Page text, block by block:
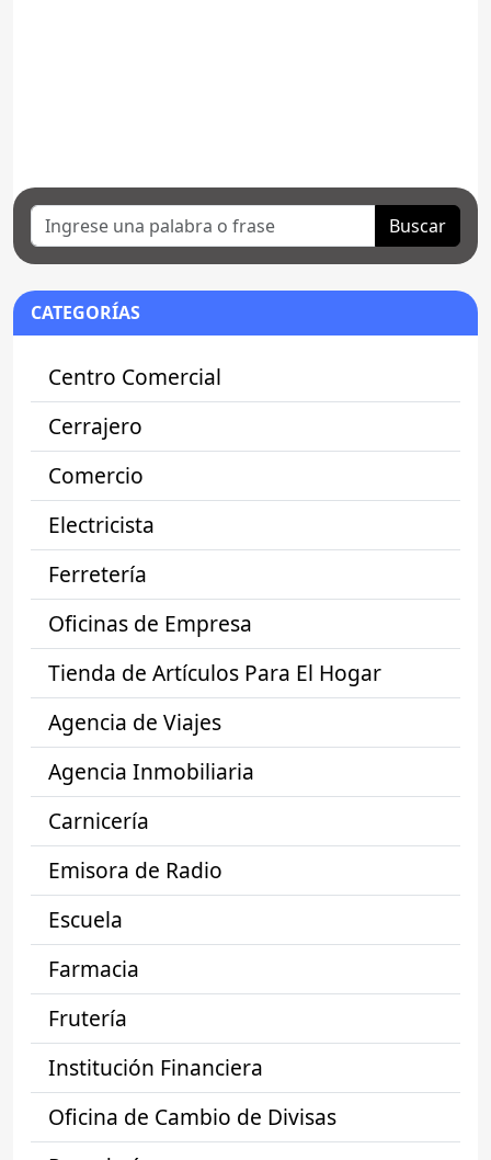
Buscar
CATEGORÍAS
Centro Comercial
Cerrajero
Comercio
Electricista
Ferretería
Oficinas de Empresa
Tienda de Artículos Para El Hogar
Agencia de Viajes
Agencia Inmobiliaria
Carnicería
Emisora de Radio
Escuela
Farmacia
Frutería
Institución Financiera
Oficina de Cambio de Divisas